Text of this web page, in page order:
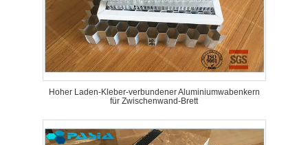
Hoher Laden-Kleber-verbundener Aluminiumwabenkern
für Zwischenwand-Brett